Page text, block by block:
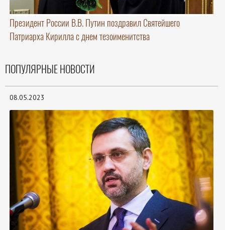
Президент России В.В. Путин поздравил Святейшего
Патриарха Кирилла с днем тезоименитства
ПОПУЛЯРНЫЕ НОВОСТИ
08.05.2023